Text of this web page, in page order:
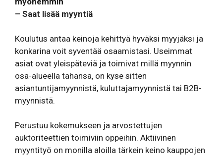
– Saat lisää myyntiä
Koulutus antaa keinoja kehittyä hyväksi myyjäksi ja
konkarina voit syventää osaamistasi. Useimmat
asiat ovat yleispäteviä ja toimivat millä myynnin
osa-alueella tahansa, on kyse sitten
asiantuntijamyynnistä, kuluttajamyynnistä tai B2B-
myynnistä.
Perustuu kokemukseen ja arvostettujen
auktoriteettien toimiviin oppeihin. Aktiivinen
myyntityö on monilla aloilla tärkein keino kauppojen